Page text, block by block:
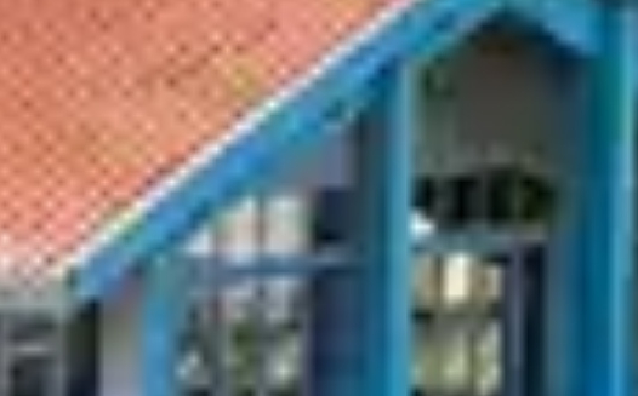
LITTORAL EN